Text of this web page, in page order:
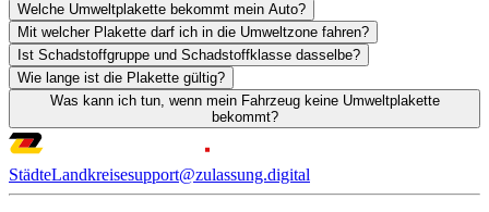
Welche Umweltplakette bekommt mein Auto?
Mit welcher Plakette darf ich in die Umweltzone fahren?
Ist Schadstoffgruppe und Schadstoffklasse dasselbe?
Wie lange ist die Plakette gültig?
Was kann ich tun, wenn mein Fahrzeug keine Umweltplakette
bekommt?
StädteLandkreisesupport@zulassung.digital